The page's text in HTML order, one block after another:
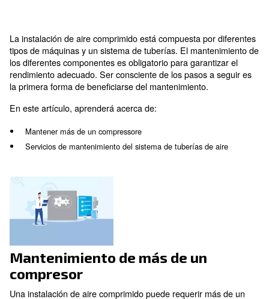
La instalación de aire comprimido está compuesta
los diferentes componentes es obligatorio para
rendimiento adecuado. Ser consciente de los pasos
la primera forma de beneficiarse del mantenimiento.